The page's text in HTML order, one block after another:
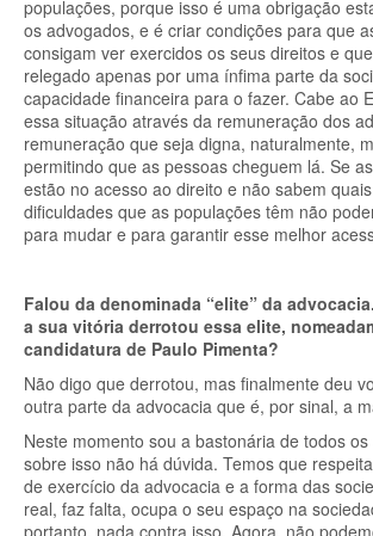
populações, porque isso é uma obrigação
os advogados, e é criar condições para que
consigam ver exercidos os seus direitos e
relegado apenas por uma ínfima parte da
capacidade financeira para o fazer. Cabe ao
essa situação através da remuneração dos
remuneração que seja digna, naturalmente,
permitindo que as pessoas cheguem lá. Se
estão no acesso ao direito e não sabem
dificuldades que as populações têm não
para mudar e para garantir esse melhor
Falou da denominada “elite” da
a sua vitória derrotou essa elite,
candidatura de Paulo Pimenta?
Não digo que derrotou, mas finalmente deu
outra parte da advocacia que é, por sinal, a
Neste momento sou a bastonária de todos
sobre isso não há dúvida. Temos que
de exercício da advocacia e a forma das
real, faz falta, ocupa o seu espaço na
portanto, nada contra isso. Agora, não